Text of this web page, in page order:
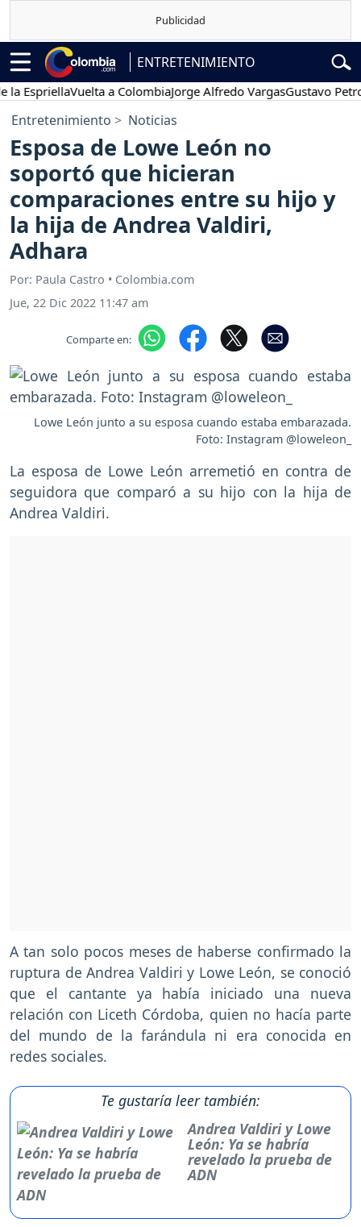
ENTRETENIMIENTO
Vuelta a ColombiaJorge Alfredo VargasGustavo Petro
Entretenimiento Noticias
Esposa de Lowe León no
soportó que hicieran
comparaciones entre su hijo y
la hija de Andrea Valdiri,
Adhara
Por: Paula Castro • Colombia.com
Jue, 22 Dic 2022 11:47 am
Comparte en:
Lowe León junto a su esposa cuando estaba embarazada.
Foto: Instagram @loweleon_
La esposa de Lowe León arremetió en contra de
seguidora que comparó a su hijo con la hija de
Andrea Valdiri.
A tan solo pocos meses de haberse confirmado la
ruptura de Andrea Valdiri y Lowe León, se conoció
que el cantante ya había iniciado una nueva
relación con Liceth Córdoba, quien no hacía parte
del mundo de la farándula ni era conocida en
redes sociales.
Te gustaría leer también:
Andrea Valdiri y Lowe
León: Ya se habría
revelado la prueba de
ADN